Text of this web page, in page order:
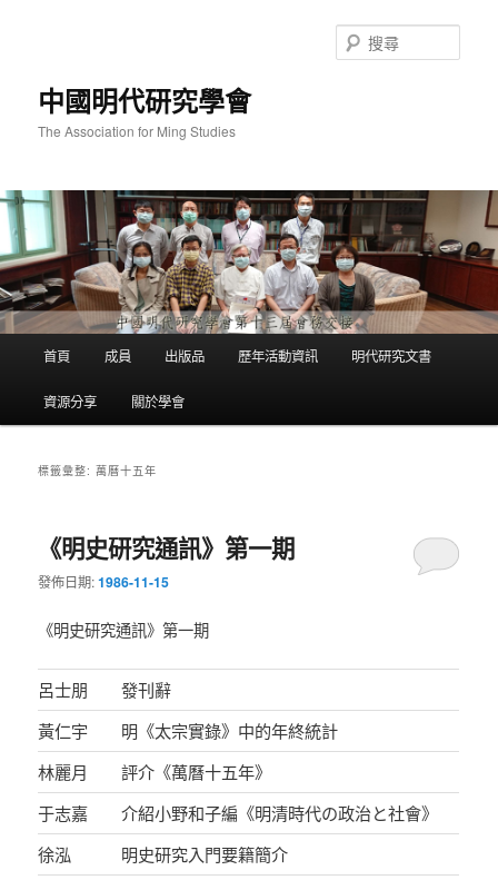
中國明代研究學會
The Association for Ming Studies
尋
首頁 成員 出版品 歷年活動資訊 明代研究文書
資源分享 關於學會
標籤彙整:萬曆十五年
《明史研究通訊》第一期
發佈日期:1986-11-15
《明史研究通訊》第一期
呂士朋
發刊辭
黃仁宇
明《太宗實錄》中的年終統計
林麗月
評介《萬曆十五年》
于志嘉
介紹小野和子編《明清時代の政治と社會》
徐泓
明史研究入門要籍簡介